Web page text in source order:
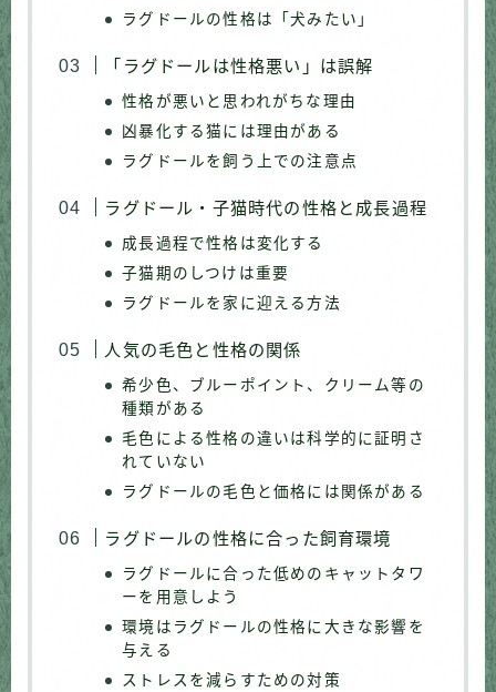
ラグドールの性格は「犬みたい」
「ラグドールは性格悪い」は誤解
性格が悪いと思われがちな理由
凶暴化する猫には理由がある
ラグドールを飼う上での注意点
ラグドール・子猫時代の性格と成長過程
成長過程で性格は変化する
子猫期のしつけは重要
ラグドールを家に迎える方法
人気の毛色と性格の関係
希少色、ブルーポイント、クリーム等の
種類がある
毛色による性格の違いは科学的に証明さ
れていない
ラグドールの毛色と価格には関係がある
ラグドールの性格に合った飼育環境
ラグドールに合った低めのキャットタワ
ーを用意しよう
環境はラグドールの性格に大きな影響を
与える
ストレスを減らすための対策